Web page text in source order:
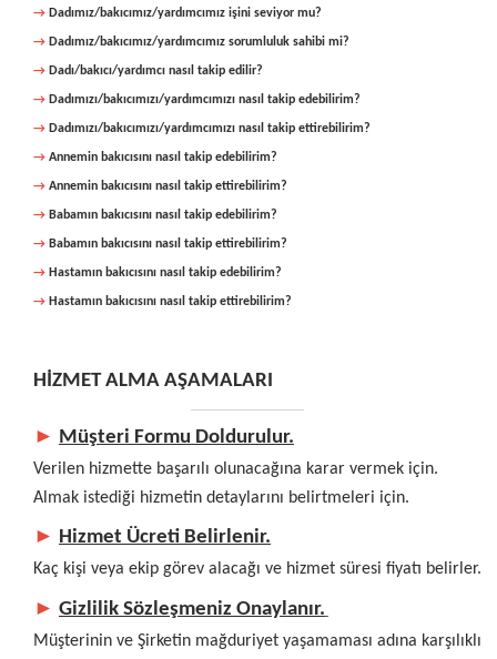
→ Dadımız/bakıcımız/yardımcımız işini seviyor mu?
→ Dadımız/bakıcımız/yardımcımız sorumluluk sahibi mi?
→ Dadı/bakıcı/yardımcı nasıl takip edilir?
→ Dadımızı/bakıcımızı/yardımcımızı nasıl takip edebilirim?
→ Dadımızı/bakıcımızı/yardımcımızı nasıl takip ettirebilirim?
→ Annemin bakıcısını nasıl takip edebilirim?
→ Annemin bakıcısını nasıl takip ettirebilirim?
→ Babamın bakıcısını nasıl takip edebilirim?
→ Babamın bakıcısını nasıl takip ettirebilirim?
→ Hastamın bakıcısını nasıl takip edebilirim?
→ Hastamın bakıcısını nasıl takip ettirebilirim?
HİZMET ALMA AŞAMALARI
► Müşteri Formu Doldurulur.
Verilen hizmette başarılı olunacağına karar vermek için.
Almak istediği hizmetin detaylarını belirtmeleri için.
► Hizmet Ücreti Belirlenir.
Kaç kişi veya ekip görev alacağı ve hizmet süresi fiyatı belirler.
► Gizlilik Sözleşmeniz Onaylanır.
Müşterinin ve Şirketin mağduriyet yaşamaması adına karşılıklı